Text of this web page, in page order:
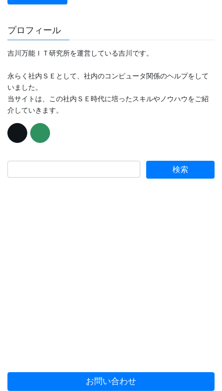
プロフィール
吉川万能ＩＴ研究所を運営している吉川です。
永らく社内ＳＥとして、社内のコンピュータ関係のヘルプをして
いました。
当サイトは、この社内ＳＥ時代に培ったスキルやノウハウをご紹
介していきます。
お問い合わせ